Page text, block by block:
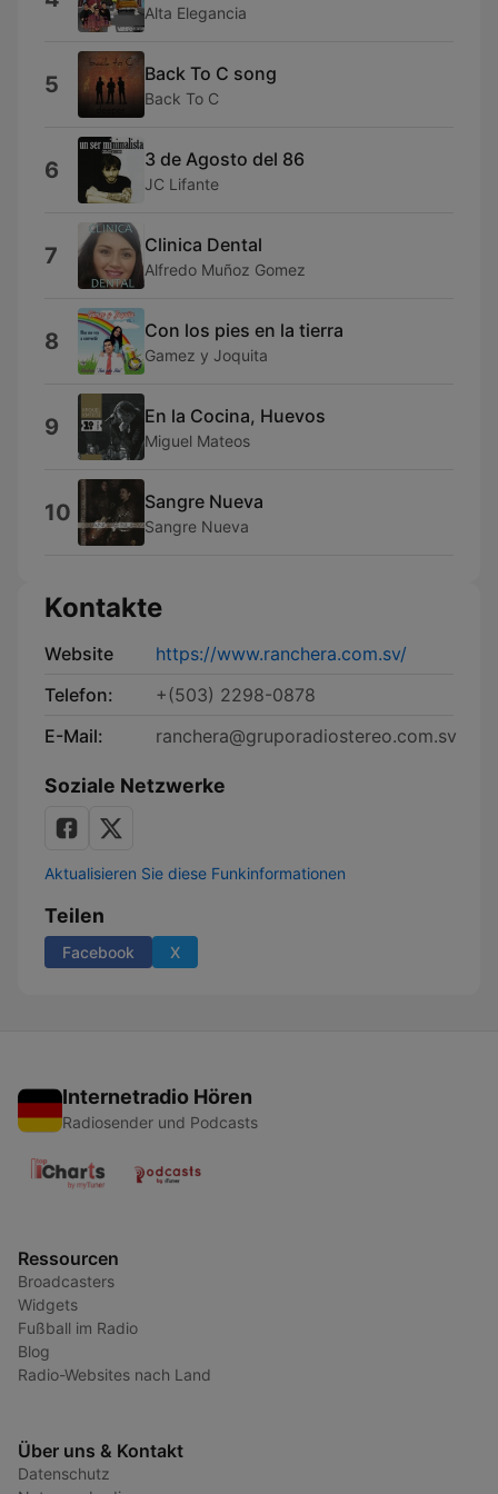
Alta Elegancia
5 Back To C song
Back To C
6 3 de Agosto del 86
JC Lifante
7 Clinica Dental
Alfredo Muñoz Gomez
8 Con los pies en la tierra
Gamez y Joquita
9 En la Cocina, Huevos
Miguel Mateos
10 Sangre Nueva
Sangre Nueva
Kontakte
Website
https://www.ranchera.com.sv/
Telefon:
+(503) 2298-0878
E-Mail:
ranchera@gruporadiostereo.com.sv
Soziale Netzwerke
Aktualisieren Sie diese Funkinformationen
Teilen
Facebook X
Internetradio Hören
Radiosender und Podcasts
Ressourcen
Broadcasters
Widgets
Fußball im Radio
Blog
Radio-Websites nach Land
Über uns & Kontakt
Datenschutz